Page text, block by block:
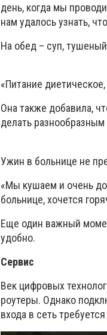
день, когда мы
нам удалось узнать,
На обед – суп,
«Питание
Она также добавила,
делать
Ужин в больнице не
«Мы кушаем и очень
больнице, хочется
Еще один важный
удобно.
Сервис
Век цифровых
роутеры. Однако
входа в сеть